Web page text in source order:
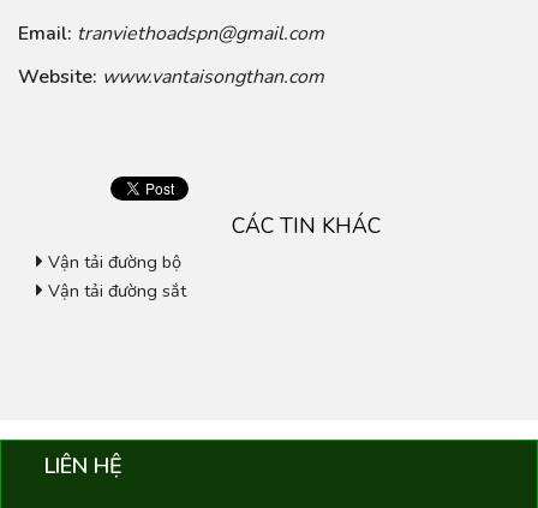
Email: tranviethoadspn@gmail.com
Website: www.vantaisongthan.com
CÁC TIN KHÁC
Vận tải đường bộ
Vận tải đường sắt
LIÊN HỆ